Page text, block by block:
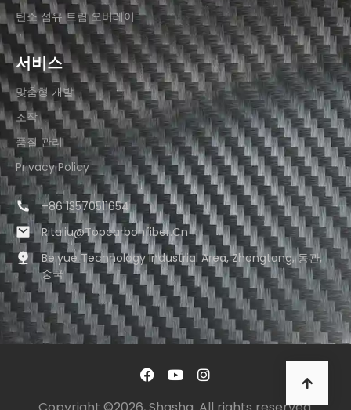
탄소 섬유 트림 오버레이
서비스
맞춤형 개발
조작
품질 관리
Privacy Policy
+86 13570511654
Ritaliu@topcarbonfiber.cn
Beiyue Technology Industrial Area, Zhongtang, 동관,
중국